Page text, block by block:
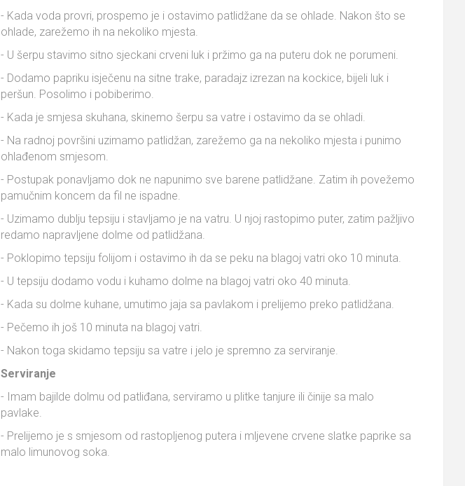
- Kada voda provri, prospemo je i ostavimo patlidžane da se ohlade. Nakon što se
ohlade, zarežemo ih na nekoliko mjesta.
- U šerpu stavimo sitno sjeckani crveni luk i pržimo ga na puteru dok ne porumeni.
- Dodamo papriku isječenu na sitne trake, paradajz izrezan na kockice, bijeli luk i
peršun. Posolimo i pobiberimo.
- Kada je smjesa skuhana, skinemo šerpu sa vatre i ostavimo da se ohladi.
- Na radnoj površini uzimamo patlidžan, zarežemo ga na nekoliko mjesta i punimo
ohlađenom smjesom.
- Postupak ponavljamo dok ne napunimo sve barene patlidžane. Zatim ih povežemo
pamučnim koncem da fil ne ispadne.
- Uzimamo dublju tepsiju i stavljamo je na vatru. U njoj rastopimo puter, zatim pažljivo
redamo napravljene dolme od patlidžana.
- Poklopimo tepsiju folijom i ostavimo ih da se peku na blagoj vatri oko 10 minuta.
- U tepsiju dodamo vodu i kuhamo dolme na blagoj vatri oko 40 minuta.
- Kada su dolme kuhane, umutimo jaja sa pavlakom i prelijemo preko patlidžana.
- Pečemo ih još 10 minuta na blagoj vatri.
- Nakon toga skidamo tepsiju sa vatre i jelo je spremno za serviranje.
Serviranje
- Imam bajilde dolmu od patliđana, serviramo u plitke tanjure ili činije sa malo
pavlake.
- Prelijemo je s smjesom od rastopljenog putera i mljevene crvene slatke paprike sa
malo limunovog soka.